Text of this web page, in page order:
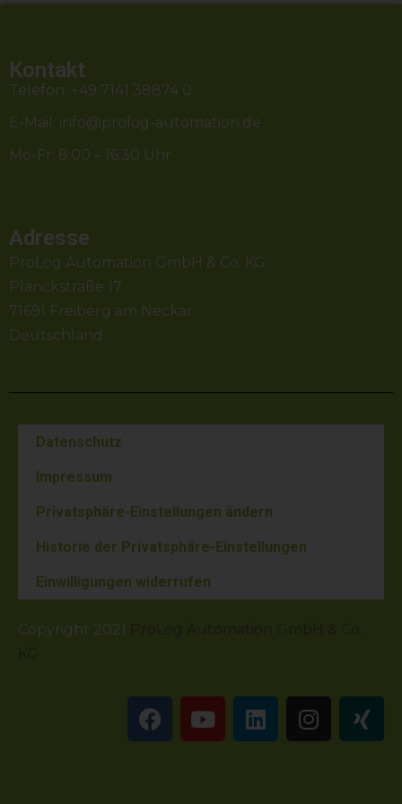
Kontakt
Telefon: +49 7141 38874 0
E-Mail: info@prolog-automation.de
Mo-Fr: 8:00 – 16:30 Uhr
Adresse
ProLog Automation GmbH & Co. KG
Planckstraße 17
71691 Freiberg am Neckar
Deutschland
Datenschutz
Impressum
Privatsphäre-Einstellungen ändern
Historie der Privatsphäre-Einstellungen
Einwilligungen widerrufen
Copyright 2021